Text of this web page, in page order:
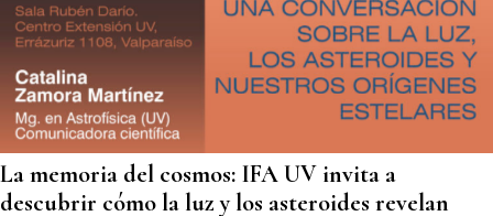
La memoria del cosmos: IFA UV invita a
descubrir cómo la luz y los asteroides revelan